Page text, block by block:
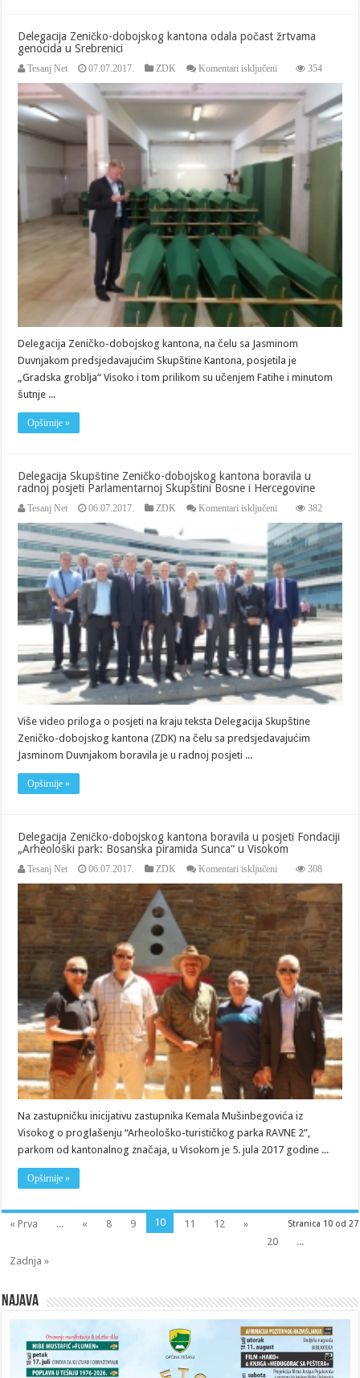
Delegacija Zeničko-dobojskog kantona odala počast žrtvama
genocida u Srebrenici
Tesanj Net 07.07.2017. ZDK Komentari isključeni
Zeničko-
dobojskog
kantona
odala
počast
žrtvama
genocida
Srebrenici
354
Delegacija Zeničko-dobojskog kantona, na čelu sa Jasminom
Duvnjakom predsjedavajućim Skupštine Kantona, posjetila je
„Gradska groblja“ Visoko i tom prilikom su učenjem Fatihe i minutom
šutnje ...
Opširnije »
Delegacija Skupštine Zeničko-dobojskog kantona boravila u
radnoj posjeti Parlamentarnoj Skupštini Bosne i Hercegovine
Tesanj Net 06.07.2017. ZDK Komentari isključeni
Skupštine
Zeničko-
dobojskog
kantona
boravila
u
radnoj
posjeti
Parlamentarnoj
Skupštini
Bosne
i
Hercegovine
382
Više video priloga o posjeti na kraju teksta Delegacija Skupštine
Zeničko-dobojskog kantona (ZDK) na čelu sa predsjedavajućim
Jasminom Duvnjakom boravila je u radnoj posjeti ...
Opširnije »
Delegacija Zeničko-dobojskog kantona boravila u posjeti Fondaciji
„Arheološki park: Bosanska piramida Sunca“ u Visokom
Tesanj Net 06.07.2017. ZDK Komentari isključeni
Zeničko-
dobojskog
kantona
boravila
posjeti
Fondaciji
„Arheološki
park:
Bosanska
piramida
Sunca“
Visokom
308
Na zastupničku inicijativu zastupnika Kemala Mušinbegovića iz
Visokog o proglašenju “Arheološko-turističkog parka RAVNE 2”,
parkom od kantonalnog značaja, u Visokom je 5. jula 2017 godine ...
Opširnije »
Stranica 10 od 27
« Prva ... « 8 9 10 11 12
»
20
...
Zadnja »
Najava